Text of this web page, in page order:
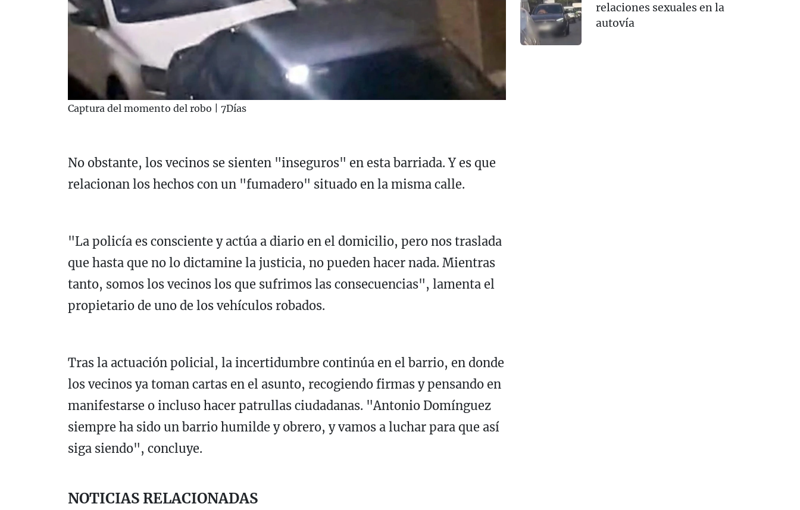
Captura del momento del robo | 7Días
No obstante, los vecinos se sienten "inseguros" en esta barriada. Y es que
relacionan los hechos con un "fumadero" situado en la misma calle.
"La policía es consciente y actúa a diario en el domicilio, pero nos traslada
que hasta que no lo dictamine la justicia, no pueden hacer nada. Mientras
tanto, somos los vecinos los que sufrimos las consecuencias", lamenta el
propietario de uno de los vehículos robados.
Tras la actuación policial, la incertidumbre continúa en el barrio, en donde
los vecinos ya toman cartas en el asunto, recogiendo firmas y pensando en
manifestarse o incluso hacer patrullas ciudadanas. "Antonio Domínguez
siempre ha sido un barrio humilde y obrero, y vamos a luchar para que así
siga siendo", concluye.
NOTICIAS RELACIONADAS
relaciones sexuales en la
autovía